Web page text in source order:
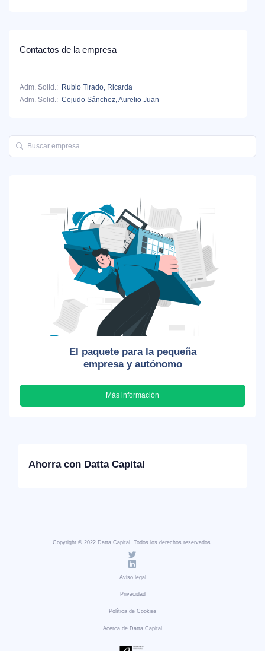
Contactos de la empresa
Adm. Solid.: Rubio Tirado, Ricarda
Adm. Solid.: Cejudo Sánchez, Aurelio Juan
El paquete para la pequeña
empresa y autónomo
Más información
Ahorra con Datta Capital
Copyright © 2022 Datta Capital. Todos los derechos reservados
Aviso legal
Privacidad
Política de Cookies
Acerca de Datta Capital